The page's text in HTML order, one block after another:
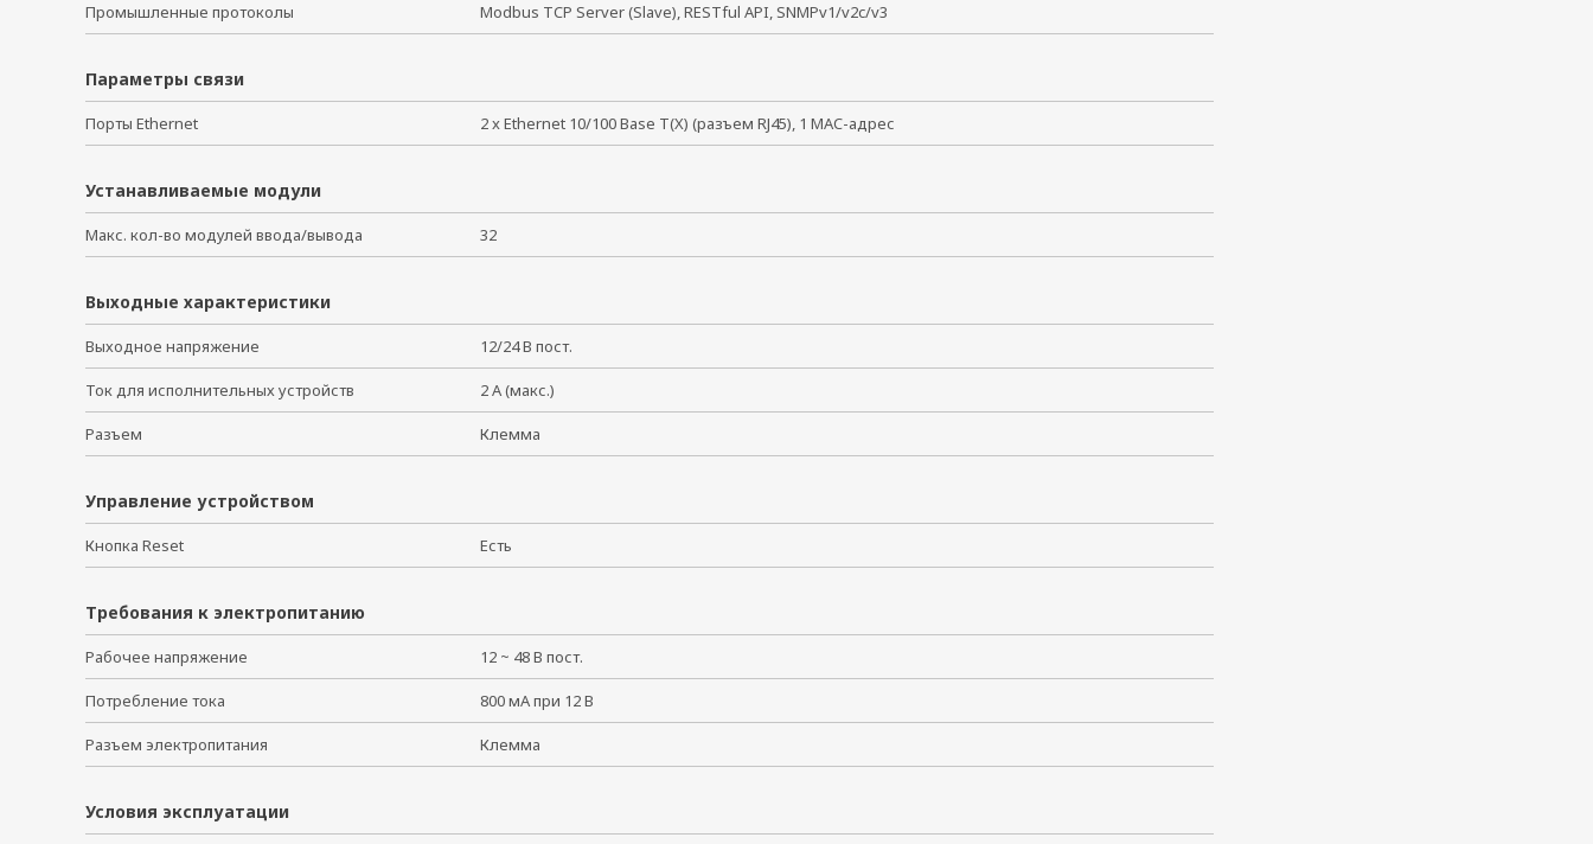
Промышленные протоколы Modbus TCP Server (Slave), RESTful API, SNMPv1/v2c/v3
Параметры связи
Порты Ethernet 2 x Ethernet 10/100 Base T(X) (разъем RJ45), 1 MAC-адрес
Устанавливаемые модули
Макс. кол-во модулей ввода/вывода 32
Выходные характеристики
Выходное напряжение 12/24 В пост.
Ток для исполнительных устройств 2 А (макс.)
Разъем Клемма
Управление устройством
Кнопка Reset Есть
Требования к электропитанию
Рабочее напряжение 12 ~ 48 В пост.
Потребление тока 800 мА при 12 В
Разъем электропитания Клемма
Условия эксплуатации